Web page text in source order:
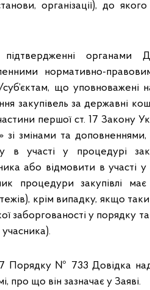
організації), до
підтвердженні органами
нормативно-
що уповноважені
закупівель за державні
першої ст. 17 Закону
зі змінами та
в участі у процедурі
або відмовити в участі
процедури закупівлі має
крім випадку, якщо
заборгованості у порядку
учасника).
7 Порядку № 733 Довідка
про що він зазначає у Заяві.